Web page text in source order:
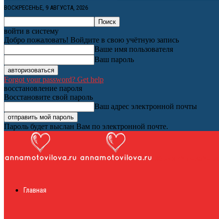
ВОСКРЕСЕНЬЕ, 9 АВГУСТА, 2026
войти в систему
Добро пожаловать! Войдите в свою учётную запись
Ваше имя пользователя
Ваш пароль
Forgot your password? Get help
восстановление пароля
Восстановите свой пароль
Ваш адрес электронной почты
Пароль будет выслан Вам по электронной почте.
Главная